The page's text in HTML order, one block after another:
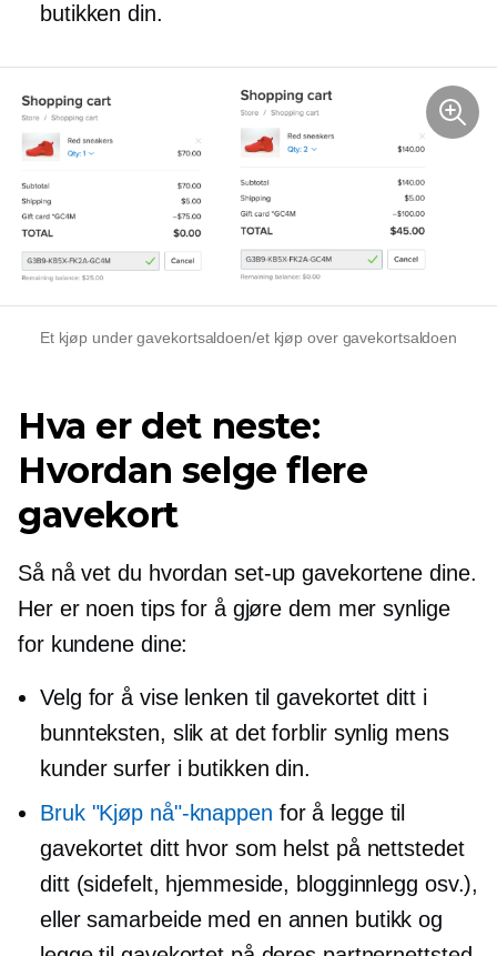
butikken din.
Et kjøp under gavekortsaldoen/et kjøp over gavekortsaldoen
Hva er det neste:
Hvordan selge flere
gavekort
Så nå vet du hvordan set-up gavekortene dine.
Her er noen tips for å gjøre dem mer synlige
for kundene dine:
Velg for å vise lenken til gavekortet ditt i
bunnteksten, slik at det forblir synlig mens
kunder surfer i butikken din.
Bruk "Kjøp nå"-knappen for å legge til
gavekortet ditt hvor som helst på nettstedet
ditt (sidefelt, hjemmeside, blogginnlegg osv.),
eller samarbeide med en annen butikk og